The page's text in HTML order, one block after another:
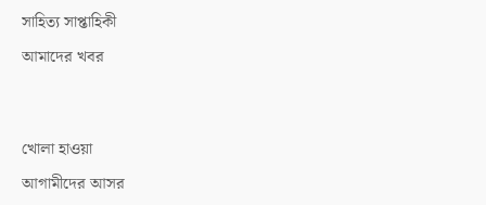
সাহিত্য সাপ্তাহিকী
আমাদের খবর
খোলা হাওয়া
আগামীদের আসর